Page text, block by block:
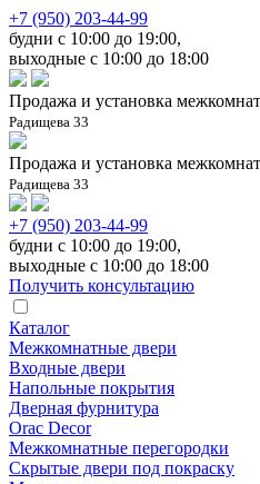
+7 (950) 203-44-99
будни с 10:00 до 19:00,
выходные с 10:00 до 18:00
Продажа и установка
Радищева 33
Продажа и установка
Радищева 33
+7 (950) 203-44-99
будни с 10:00 до 19:00,
выходные с 10:00 до 18:00
Получить консультацию
Каталог
Межкомнатные двери
Входные двери
Напольные покрытия
Дверная фурнитура
Orac Decor
Межкомнатные перегородки
Скрытые двери под покраскy